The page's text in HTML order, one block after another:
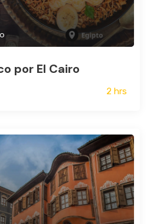
por El Cairo
2 hrs